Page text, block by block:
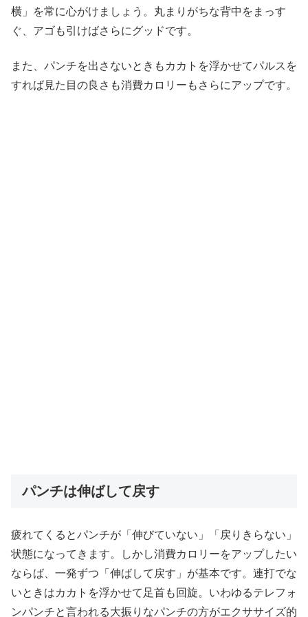
横」を常に心がけましょう。丸まりがちな背中をまっす
ぐ、アゴも引けばさらにグッドです。
また、パンチを出さないときもカカトを浮かせてパルスを
すれば見た目の良さも消費カロリーもさらにアップです。
パンチは伸ばして戻す
疲れてくるとパンチが「伸びていない」「戻りきらない」
状態になってきます。しかし消費カロリーをアップしたい
ならば、一発ずつ「伸ばして戻す」が基本です。連打でな
いときはカカトを浮かせて足首も回旋。いわゆるテレフォ
ンパンチと言われる大振りなパンチの方がエクササイズ的